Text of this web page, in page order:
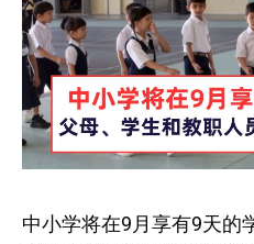
中小学将在9月享有9天的